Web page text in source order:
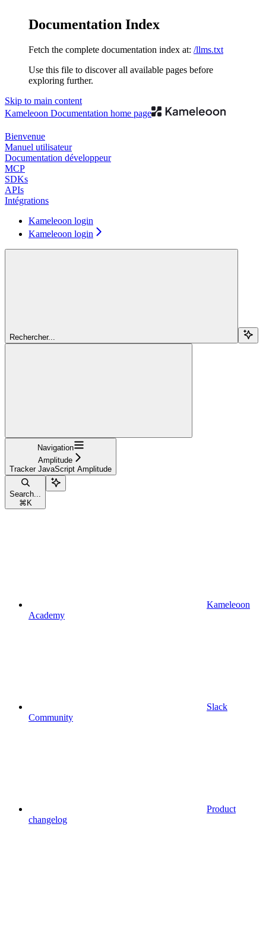
Documentation Index
Fetch the complete documentation index at: /llms.txt
Use this file to discover all available pages before
exploring further.
Skip to main content
Kameleoon Documentation home page
Bienvenue
Manuel utilisateur
Documentation développeur
MCP
SDKs
APIs
Intégrations
Kameleoon login
Kameleoon login
Rechercher...
Navigation
Amplitude
Tracker JavaScript Amplitude
Search...
⌘ K
Kameleoon
Academy
Slack
Community
Product
changelog